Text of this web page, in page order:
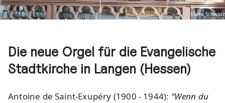
Elvira Schwarz
Die neue Orgel für die Evangelische
Stadtkirche in Langen (Hessen)
Antoine de Saint-Exupéry (1900 - 1944): “Wenn du